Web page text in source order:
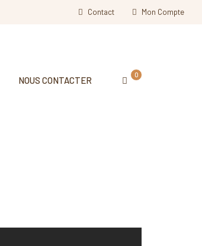
Contact Mon Compte
NOUS CONTACTER
0